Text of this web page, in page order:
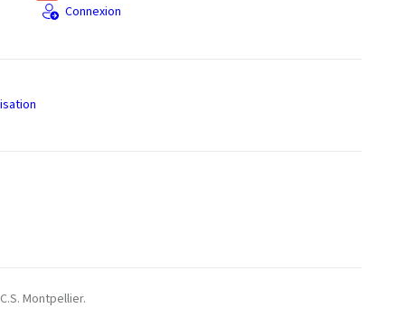
Connexion
Montpellier.